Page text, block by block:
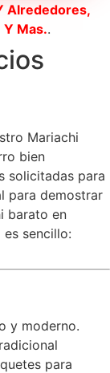
Alrededores,
Y Mas..
Mariachi
bien
solicitadas para
para demostrar
barato en
es sencillo:
y moderno.
para